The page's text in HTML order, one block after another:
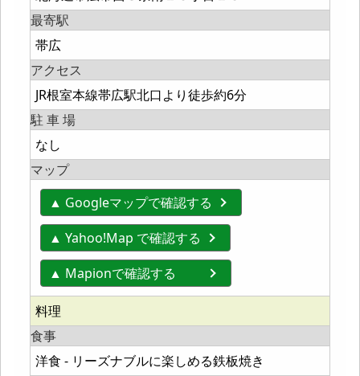
最寄駅
帯広
アクセス
JR根室本線帯広駅北口より徒歩約6分
駐 車 場
なし
マップ
▲ Googleマップで確認する
▲ Yahoo!Map で確認する
▲ Mapionで確認する
料理
食事
洋食 - リーズナブルに楽しめる鉄板焼き